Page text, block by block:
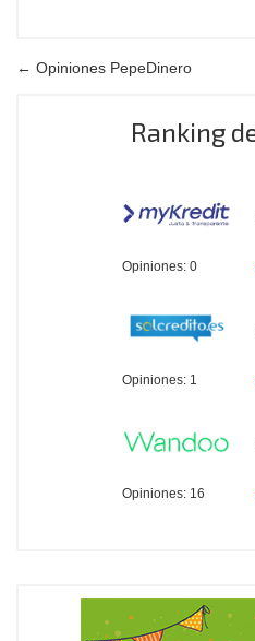
← Opiniones PepeDinero
Ranking
Opiniones: 0
Opiniones: 1
Opiniones: 16